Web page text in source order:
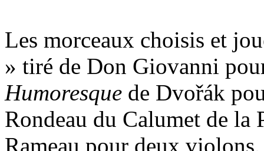
Les morceaux choisis et
» tiré de Don Giovanni
Humoresque de Dvořák
Rondeau du Calumet de la
Rameau pour deux